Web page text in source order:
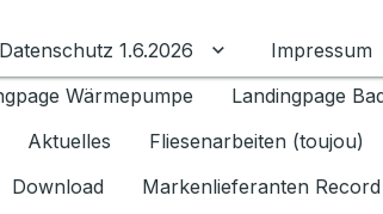
für Ratgeber umschalten
Datenschutz 1.6.2026 Untermenü für
Impressum
Wärmepumpe Landingpage
Aktuelles Fliesenarbeiten (toujou)
Download Markenlieferanten Record